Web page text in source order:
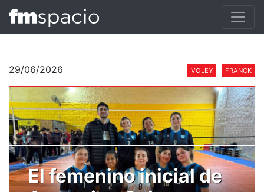
29/06/2026 VOLEY FRANCK
El femenino inicial de